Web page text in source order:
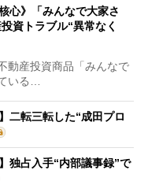
心》「みんなで大家さ
資トラブル“異常なく
動産投資商品「みんなで
いる…
二転三転した“成田プロ
独占入手“内部議事録”で